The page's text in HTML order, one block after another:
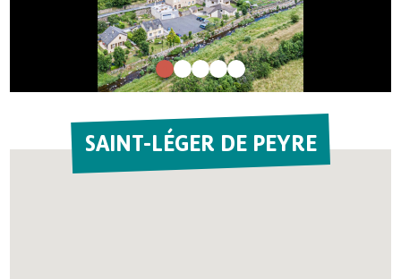
SAINT-LÉGER DE PEYRE